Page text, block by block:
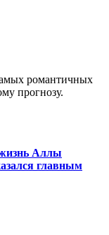
романтичных
прогнозу.
жизнь Аллы
главным